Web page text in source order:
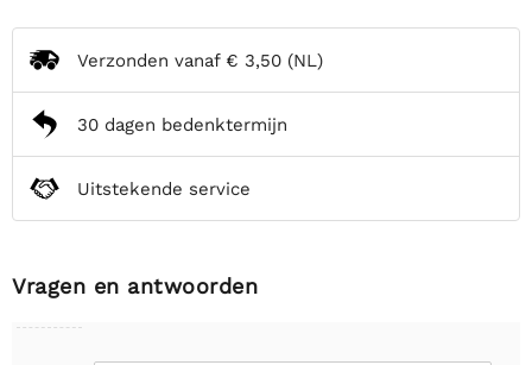
Verzonden vanaf € 3,50 (NL)
30 dagen bedenktermijn
Uitstekende service
Vragen en antwoorden